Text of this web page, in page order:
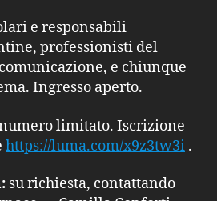
e responsabili
professionisti del
e chiunque
Ingresso aperto.
limitato. Iscrizione
https://luma.com/x9z3tw3i .
su richiesta, contattando